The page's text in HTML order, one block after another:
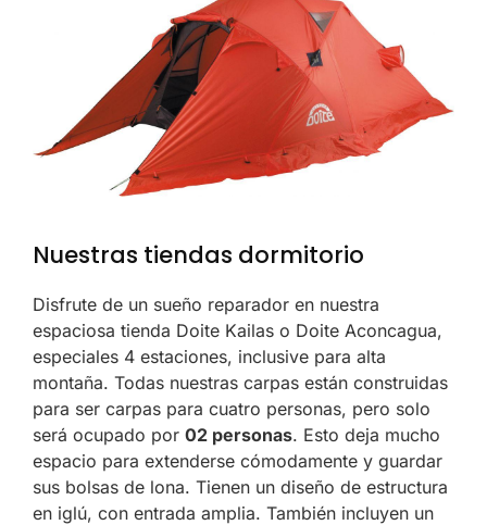
Nuestras tiendas dormitorio
Disfrute de un sueño reparador en nuestra
espaciosa tienda Doite Kailas o Doite Aconcagua,
especiales 4 estaciones, inclusive para alta
montaña. Todas nuestras carpas están construidas
para ser carpas para cuatro personas, pero solo
será ocupado por 02 personas. Esto deja mucho
espacio para extenderse cómodamente y guardar
sus bolsas de lona. Tienen un diseño de estructura
en iglú, con entrada amplia. También incluyen un